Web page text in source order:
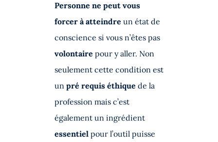
Personne ne peut vous
forcer à atteindre un état de
conscience si vous n’êtes pas
volontaire pour y aller. Non
seulement cette condition est
un pré requis éthique de la
profession mais c’est
également un ingrédient
essentiel pour l’outil puisse